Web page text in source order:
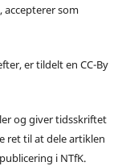
accepterer som
er tildelt en CC-By
og giver tidsskriftet
ret til at dele artiklen
i NTfK.